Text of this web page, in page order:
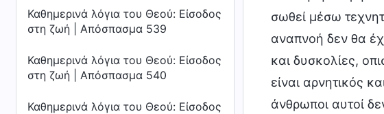
Καθημερινά λόγια του Θεού: Είσοδος
στη ζωή | Απόσπασμα 539
Καθημερινά λόγια του Θεού: Είσοδος
στη ζωή | Απόσπασμα 540
Καθημερινά λόγια του Θεού: Είσοδος